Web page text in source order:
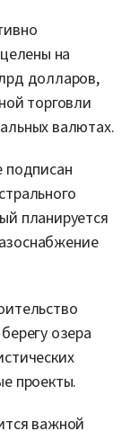
на
долларов,
торговли
валютах.
подписан
планируется
озера
проекты.
важной